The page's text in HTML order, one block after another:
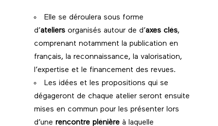
Elle se déroulera sous forme
d’ateliers organisés autour de d’axes clés,
comprenant notamment la publication en
français, la reconnaissance, la valorisation,
l’expertise et le financement des revues.
Les idées et les propositions qui se
dégageront de chaque atelier seront ensuite
mises en commun pour les présenter lors
d’une rencontre plénière à laquelle